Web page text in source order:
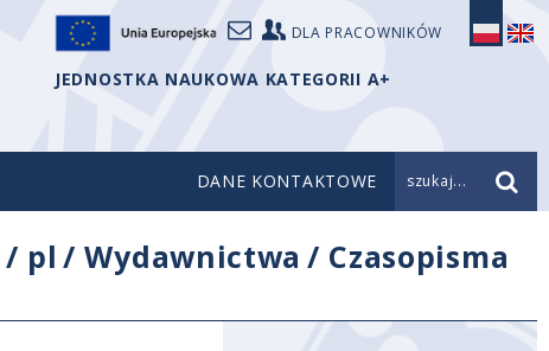
DLA PRACOWNIKÓW
JEDNOSTKA NAUKOWA KATEGORII A+
DANE KONTAKTOWE szukaj...
/ pl /Wydawnictwa / Czasopisma